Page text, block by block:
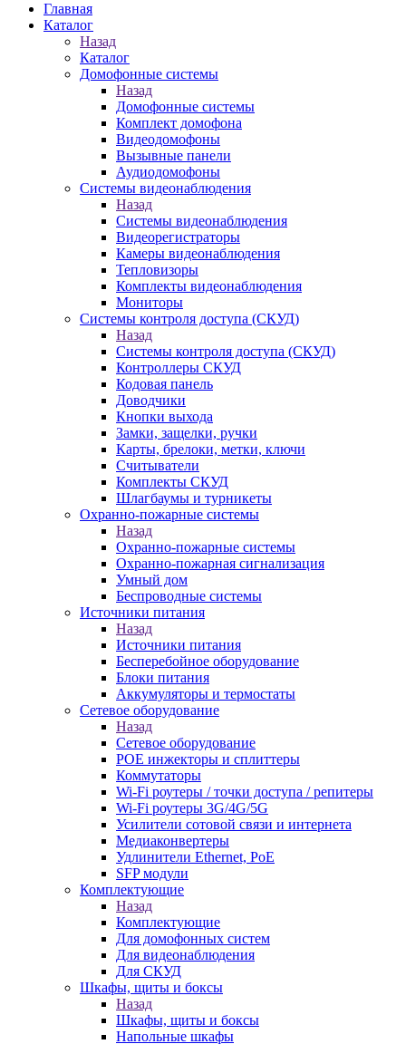
Главная
Каталог
Назад
Каталог
Домофонные системы
Назад
Домофонные системы
Комплект домофона
Видеодомофоны
Вызывные панели
Аудиодомофоны
Системы видеонаблюдения
Назад
Системы видеонаблюдения
Видеорегистраторы
Камеры видеонаблюдения
Тепловизоры
Комплекты видеонаблюдения
Мониторы
Системы контроля доступа (СКУД)
Назад
Системы контроля доступа (СКУД)
Контроллеры СКУД
Кодовая панель
Доводчики
Кнопки выхода
Замки, защелки, ручки
Карты, брелоки, метки, ключи
Считыватели
Комплекты СКУД
Шлагбаумы и турникеты
Охранно-пожарные системы
Назад
Охранно-пожарные системы
Охранно-пожарная сигнализация
Умный дом
Беспроводные системы
Источники питания
Назад
Источники питания
Бесперебойное оборудование
Блоки питания
Аккумуляторы и термостаты
Сетевое оборудование
Назад
Сетевое оборудование
POE инжекторы и сплиттеры
Коммутаторы
Wi-Fi роутеры / точки доступа / репитеры
Wi-Fi роутеры 3G/4G/5G
Усилители сотовой связи и интернета
Медиаконвертеры
Удлинители Ethernet, PoE
SFP модули
Комплектующие
Назад
Комплектующие
Для домофонных систем
Для видеонаблюдения
Для СКУД
Шкафы, щиты и боксы
Назад
Шкафы, щиты и боксы
Напольные шкафы